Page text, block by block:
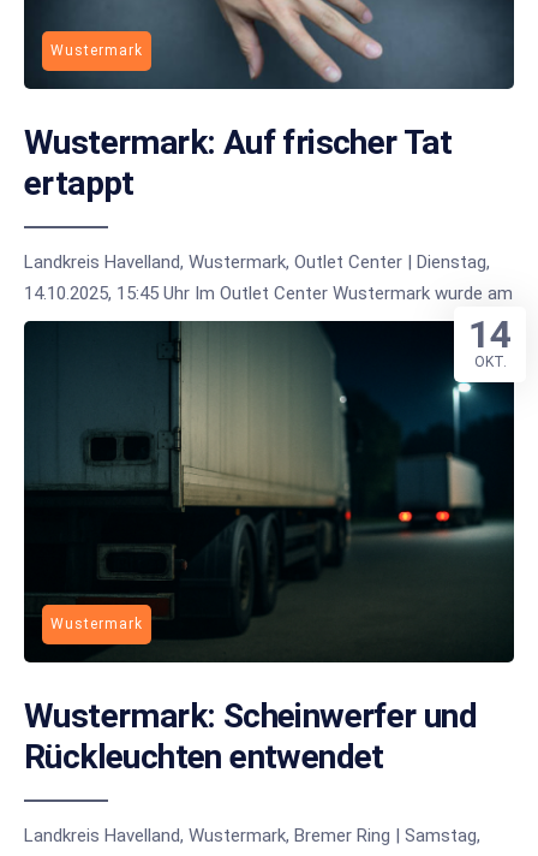
Wustermark
Wustermark: Auf frischer Tat
ertappt
Landkreis Havelland, Wustermark, Outlet Center | Dienstag,
14.10.2025, 15:45 Uhr Im Outlet Center Wustermark wurde am
Wustermark
Wustermark: Scheinwerfer und
Rückleuchten entwendet
Landkreis Havelland, Wustermark, Bremer Ring | Samstag,
14
OKT.